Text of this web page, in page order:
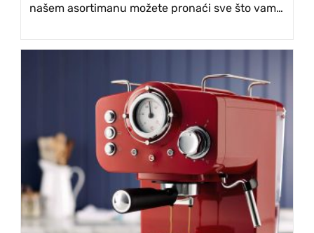
našem asortimanu možete pronaći sve što vam…